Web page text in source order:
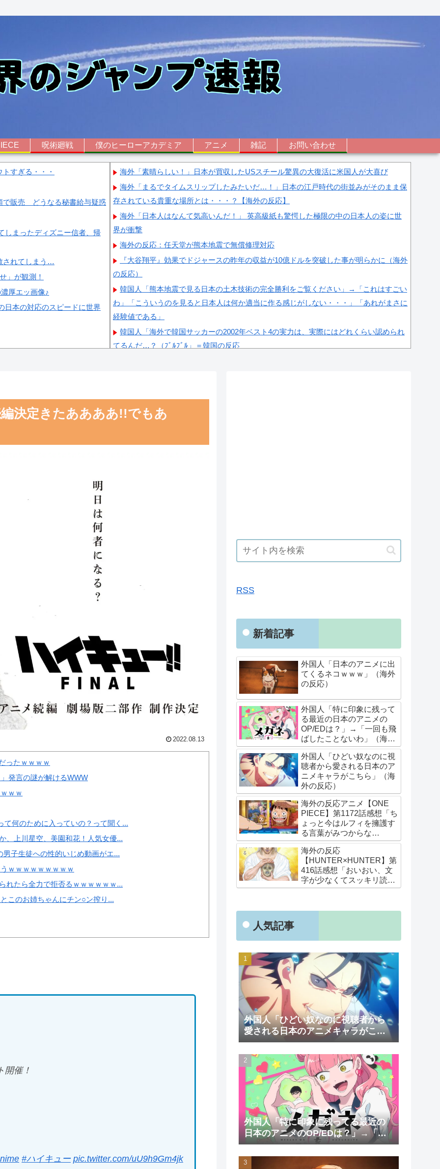
呪術廻戦 僕のヒーローアカデミア アニメ 雑記 お問い合わせ
すぎる・・・
で販売 どうなる秘書給与疑惑
しまったディズニー信者、帰
されてしまう…
」が観測！
厚エッ画像♪
日本の対応のスピードに世界
海外「素晴らしい！」日本が買収したUSスチール驚異の大復活に米国人が大喜び
海外「まるでタイムスリップしたみたいだ…！」日本の江戸時代の街並みがそのまま保
存されている貴重な場所とは・・・？【海外の反応】
海外「日本人はなんて気高いんだ！」 英高級紙も驚愕した極限の中の日本人の姿に世
界が衝撃
海外の反応：任天堂が熊本地震で無償修理対応
『大谷翔平』効果でドジャースの昨年の収益が10億ドルを突破した事が明らかに（海外
の反応）
韓国人「熊本地震で見る日本の土木技術の完全勝利をご覧ください」→「これはすごい
わ」「こういうのを見ると日本人は何か適当に作る感じがしない・・・」「あれがまさに
経験値である」
韓国人「海外で韓国サッカーの2002年ベスト4の実力は、実際にはどれくらい認められ
てるんだ…？（ﾌﾞﾙﾌﾞﾙ」＝韓国の反応
韓国人「韓国人の日本への好感度が最高記録を達成した理由」
決定きたああああ!!でもあ
2022.08.13
ったｗｗｗｗ
発言の謎が解けるWWW
ｗｗ
何のために入っていの？って聞く...
、上川星空、美園和花！人気女優...
子生徒への性的いじめ動画がエ...
ｗｗｗｗｗｗｗｗｗ
れたら全力で拒否るｗｗｗｗｗｗ...
このお姉ちゃんにチン○ン搾り...
開催！
#ハイキュー pic.twitter.com/uU9h9Gm4jk
RSS
新着記事
外国人「日本のアニメに出
てくるネコｗｗｗ」（海外
の反応）
外国人「特に印象に残って
る最近の日本のアニメの
OP/EDは？」→「一回も飛
ばしたことないわ」（海外
の反応）
外国人「ひどい奴なのに視
聴者から愛される日本のア
ニメキャラがこちら」（海
外の反応）
海外の反応アニメ【ONE
PIECE】第1172話感想「ち
ょっと今はルフィを擁護す
る言葉がみつからな
い･･･」
海外の反応
【HUNTER×HUNTER】第
416話感想「おいおい、文
字が少なくてスッキリ読め
るぞ！！」
人気記事
外国人「ひどい奴なのに視聴者から
愛される日本のアニメキャラがこち
ら」（海外の反応）
外国人「特に印象に残ってる最近の
日本のアニメのOP/EDは？」→「一
回も飛ばしたことないわ」（海外の
反応）